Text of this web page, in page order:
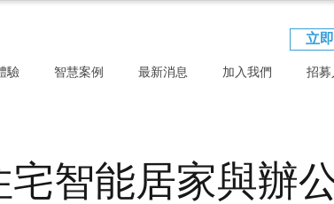
立
驗 智慧案例 最新消息 加入我們 招
智能居家與辦